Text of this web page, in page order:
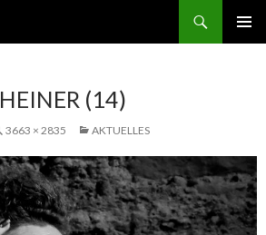
HEINER (14)
3663 × 2835 AKTUELLES